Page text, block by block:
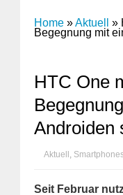
Home »Aktuell »
Begegnung mit
HTC One
Androiden
Aktuell ,
Seit Februar